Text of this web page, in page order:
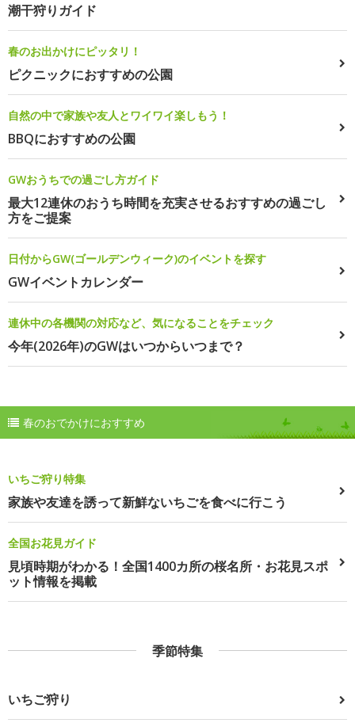
潮干狩りガイド
春のお出かけにピッタリ！
ピクニックにおすすめの公園
自然の中で家族や友人とワイワイ楽しもう！
BBQにおすすめの公園
GWおうちでの過ごし方ガイド
最大12連休のおうち時間を充実させるおすすめの過ごし
方をご提案
日付からGW(ゴールデンウィーク)のイベントを探す
GWイベントカレンダー
連休中の各機関の対応など、気になることをチェック
今年(2026年)のGWはいつからいつまで？
春のおでかけにおすすめ
いちご狩り特集
家族や友達を誘って新鮮ないちごを食べに行こう
全国お花見ガイド
見頃時期がわかる！全国1400カ所の桜名所・お花見スポ
ット情報を掲載
季節特集
いちご狩り